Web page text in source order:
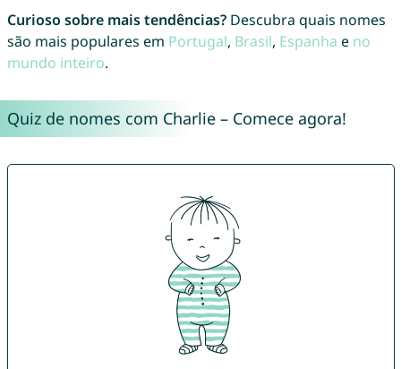
Curioso sobre mais tendências?Descubra quais nomes
são mais populares em Portugal, Brasil, Espanha e no
mundo inteiro.
Quiz de nomes com Charlie – Comece agora!